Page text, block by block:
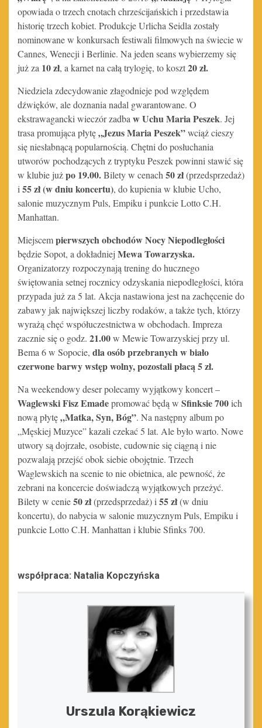
opowiada o trzech cnotach chrześcijańskich i przedstawia
historię trzech kobiet. Produkcje Urlicha Seidla zostały
nominowane w konkursach festiwali filmowych na świecie w
Cannes, Wenecji i Berlinie. Na jeden seans wybierzemy się
już za 10 zł, a karnet na całą trylogię, to koszt20 zł.
Niedziela zdecydowanie złagodnieje pod względem
dźwięków, ale doznania nadal gwarantowane. O
ekstrawagancki wieczór zadbaw Uchu Maria Peszek. Jej
trasa promująca płytę„Jezus Maria Peszek”wciąż cieszy
się niesłabnącą popularnością. Chętni do posłuchania
utworów pochodzących z tryptyku Peszek powinni stawić się
w klubie jużpo 19.00.Bilety w cenach50 zł(przedsprzedaż)
i55 zł (w dniu koncertu), do kupienia w klubie Ucho,
salonie muzycznym Puls, Empiku i punkcie Lotto C.H.
Manhattan.
Miejscempierwszych obchodów Nocy Niepodległości
będzie Sopot, a dokładniej Mewa Towarzyska.
Organizatorzy rozpoczynają trening do hucznego
świętowania setnej rocznicy odzyskania niepodległości, która
przypada już za 5 lat. Akcja nastawiona jest na zachęcenie do
zabawy jak największej liczby rodaków, a także tych, którzy
wyrażą chęć współuczestnictwa w obchodach. Impreza
zacznie się o godz. 21.00w Mewie Towarzyskiej przy ul.
Bema 6 w Sopocie, dla osób przebranych w biało
czerwone barwy wstęp wolny, pozostali płacą 5 zł.
Na weekendowy deser polecamy wyjątkowy koncert –
Waglewski Fisz Emadepromować będą w Sfinksie 700ich
nową płytę„Matka, Syn, Bóg”. Na następny album po
„Męskiej Muzyce” kazali czekać 5 lat. Ale było warto. Nowe
utwory są dojrzałe, osobiste, cudownie się ciągną i nie
pozwalają przejść obok siebie obojętnie. Trzech
Waglewskich na scenie to nie obietnica, ale pewność, że
zebrani na koncercie doświadczą wyjątkowych przeżyć.
Bilety w cenie50 zł(przedsprzedaż) i55 zł(w dniu
koncertu), do nabycia w salonie muzycznym Puls, Empiku i
punkcie Lotto C.H. Manhattan i klubie Sfinks 700.
współpraca: Natalia Kopczyńska
Urszula Korąkiewicz